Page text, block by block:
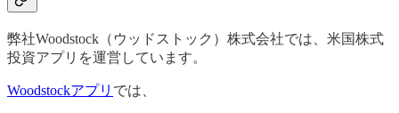
弊社Woodstock（ウッドストック）株式会社では、米国株式
投資アプリを運営しています。
Woodstockアプリ では、